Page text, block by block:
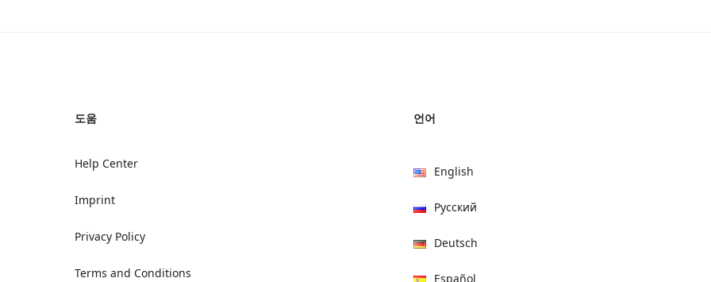
도움
Help Center
Imprint
Privacy Policy
Terms and Conditions
언어
English
Русский
Deutsch
Español